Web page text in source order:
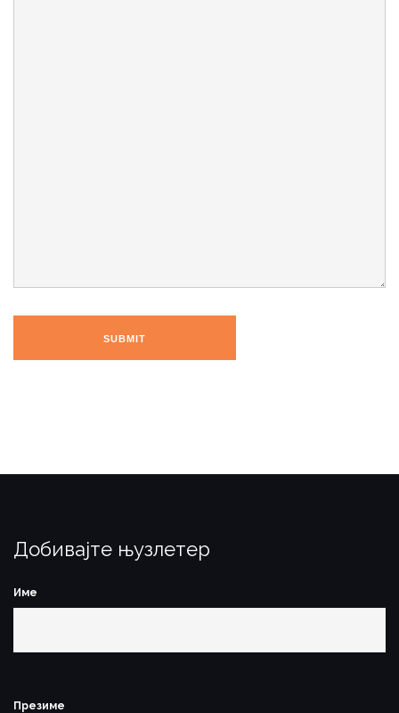
SUBMIT
Добивајте њузлетер
Име
Презиме